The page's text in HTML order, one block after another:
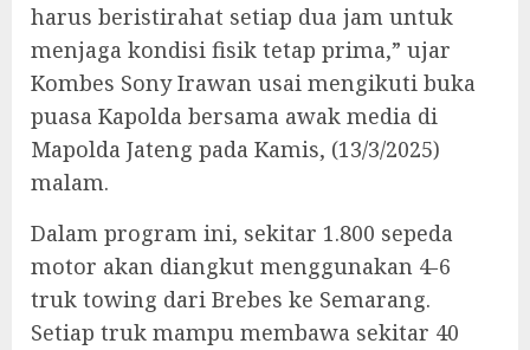
harus beristirahat setiap dua jam untuk
menjaga kondisi fisik tetap prima,” ujar
Kombes Sony Irawan usai mengikuti buka
puasa Kapolda bersama awak media di
Mapolda Jateng pada Kamis, (13/3/2025)
malam.
Dalam program ini, sekitar 1.800 sepeda
motor akan diangkut menggunakan 4-6
truk towing dari Brebes ke Semarang.
Setiap truk mampu membawa sekitar 40